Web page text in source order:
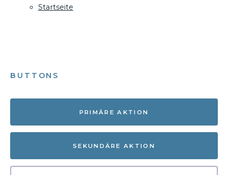
Startseite
BUTTONS
PRIMÄRE AKTION
SEKUNDÄRE AKTION